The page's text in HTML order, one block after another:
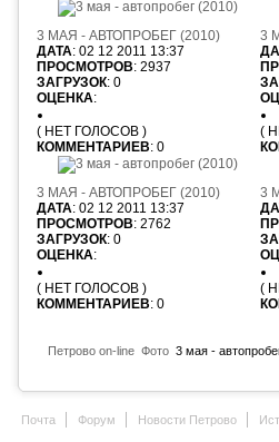
3 МАЯ - АВТОПРОБЕГ (2010)
ДАТА: 02 12 2011 13:37
ПРОСМОТРОВ: 2937
ЗАГРУЗОК: 0
ОЦЕНКА:
( НЕТ ГОЛОСОВ )
КОММЕНТАРИЕВ: 0
3
(
3 МАЯ - АВТОПРОБЕГ (2010)
ДАТА: 02 12 2011 13:37
ПРОСМОТРОВ: 2762
ЗАГРУЗОК: 0
ОЦЕНКА:
( НЕТ ГОЛОСОВ )
КОММЕНТАРИЕВ: 0
3
(
Петрово on-line Фото 3 мая -
Почта Форум Новости Петрово